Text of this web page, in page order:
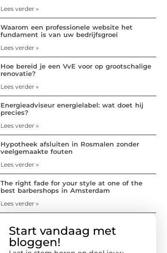
Lees verder »
Waarom een professionele website het
fundament is van uw bedrijfsgroei
Lees verder »
Hoe bereid je een VvE voor op grootschalige
renovatie?
Lees verder »
Energieadviseur energielabel: wat doet hij
precies?
Lees verder »
Hypotheek afsluiten in Rosmalen zonder
veelgemaakte fouten
Lees verder »
The right fade for your style at one of the
best barbershops in Amsterdam
Lees verder »
Start vandaag met
bloggen!